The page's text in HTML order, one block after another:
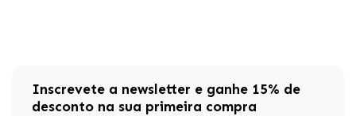
Inscrevete a newsletter e ganhe 15% de
desconto na sua primeira compra